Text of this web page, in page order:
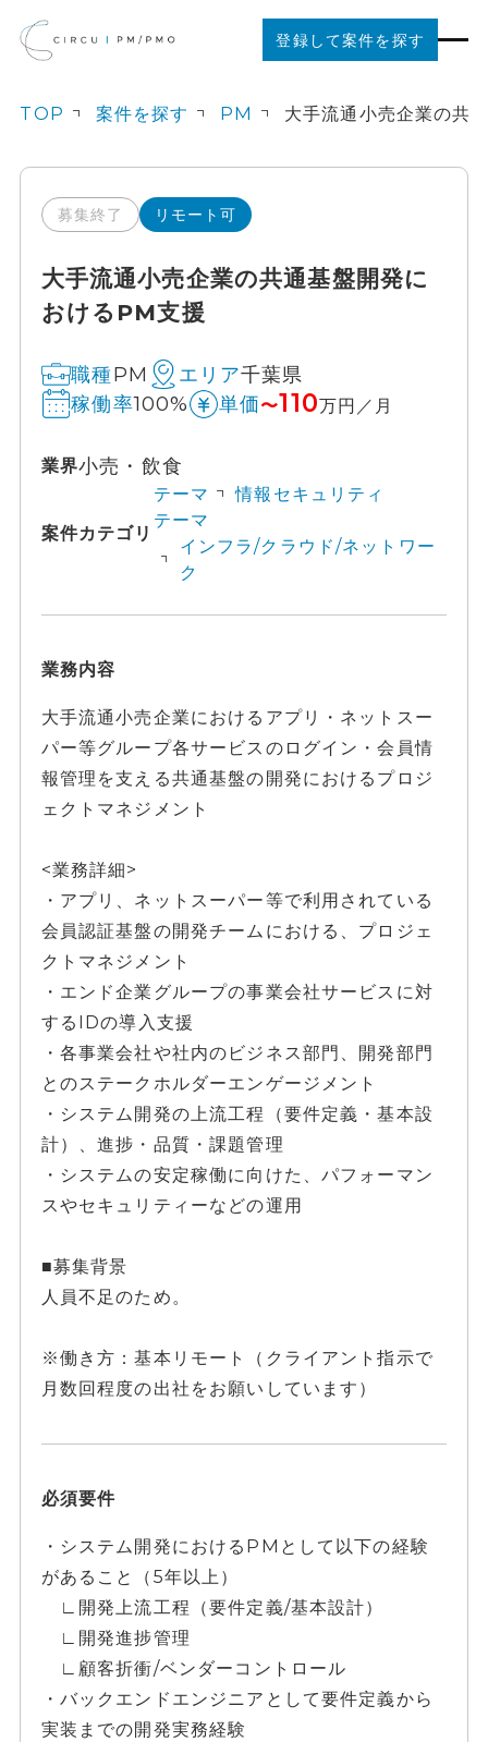
登録して案件を探す
ご利用の流れ
お役立ちコンテンツ
TOP 案件を探す PM
募集終了 リモート可
大手流通小売企業の共通基盤開発に
おけるPM支援
職種PM エリア千葉県
稼働率100% 単価〜110万円／月
業界小売・飲食
案件カテゴリ
テーマ
情報セキュリティ
テーマ
インフラ/クラウド/ネットワー
ク
業務内容
大手流通小売企業におけるアプリ・ネットスー
パー等グループ各サービスのログイン・会員情
報管理を支える共通基盤の開発におけるプロジ
ェクトマネジメント
<業務詳細>
・アプリ、ネットスーパー等で利用されている
会員認証基盤の開発チームにおける、プロジェ
クトマネジメント
・エンド企業グループの事業会社サービスに対
するIDの導入支援
・各事業会社や社内のビジネス部門、開発部門
とのステークホルダーエンゲージメント
・システム開発の上流工程（要件定義・基本設
計）、進捗・品質・課題管理
・システムの安定稼働に向けた、パフォーマン
スやセキュリティーなどの運用
■募集背景
人員不足のため。
※働き方：基本リモート（クライアント指示で
月数回程度の出社をお願いしています）
必須要件
・システム開発におけるPMとして以下の経験
があること（5年以上）
∟開発上流工程（要件定義/基本設計）
∟開発進捗管理
∟顧客折衝/ベンダーコントロール
・バックエンドエンジニアとして要件定義から
実装までの開発実務経験